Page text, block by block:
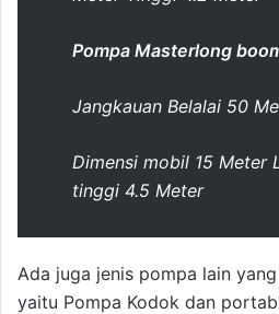
Pompa Masterlong
Jangkauan Belalai 50
Dimensi mobil 15 Meter
tinggi 4.5 Meter
Ada juga jenis pompa lain
yaitu Pompa Kodok dan